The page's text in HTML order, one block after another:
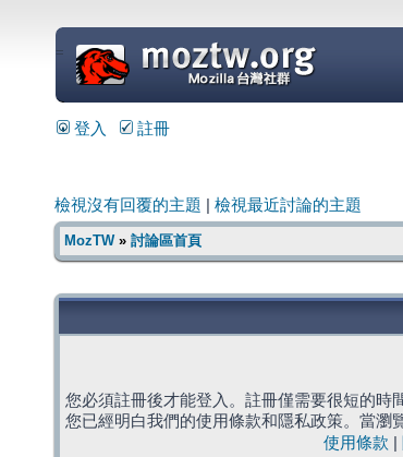
=
登入 註冊
檢視沒有回覆的主題 檢視最近討論的主題
MozTW» 討論區首頁
您必須註冊後才能登入。註冊僅需要很短的時
您已經明白我們的使用條款和隱私政策。當瀏
使用條款